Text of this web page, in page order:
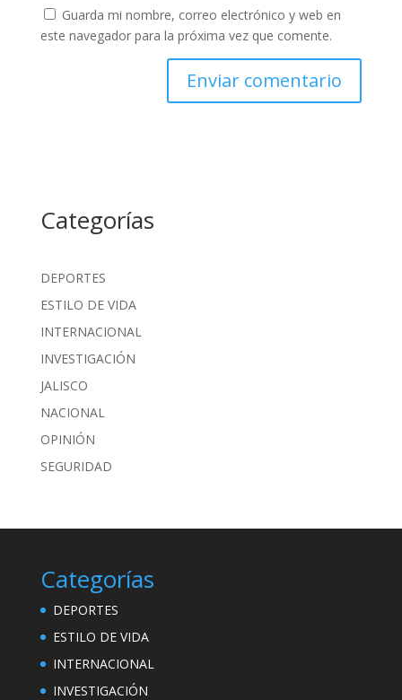
Guarda mi nombre, correo electrónico y web en
este navegador para la próxima vez que comente.
Categorías
DEPORTES
ESTILO DE VIDA
INTERNACIONAL
INVESTIGACIÓN
JALISCO
NACIONAL
OPINIÓN
SEGURIDAD
Categorías
DEPORTES
ESTILO DE VIDA
INTERNACIONAL
INVESTIGACIÓN